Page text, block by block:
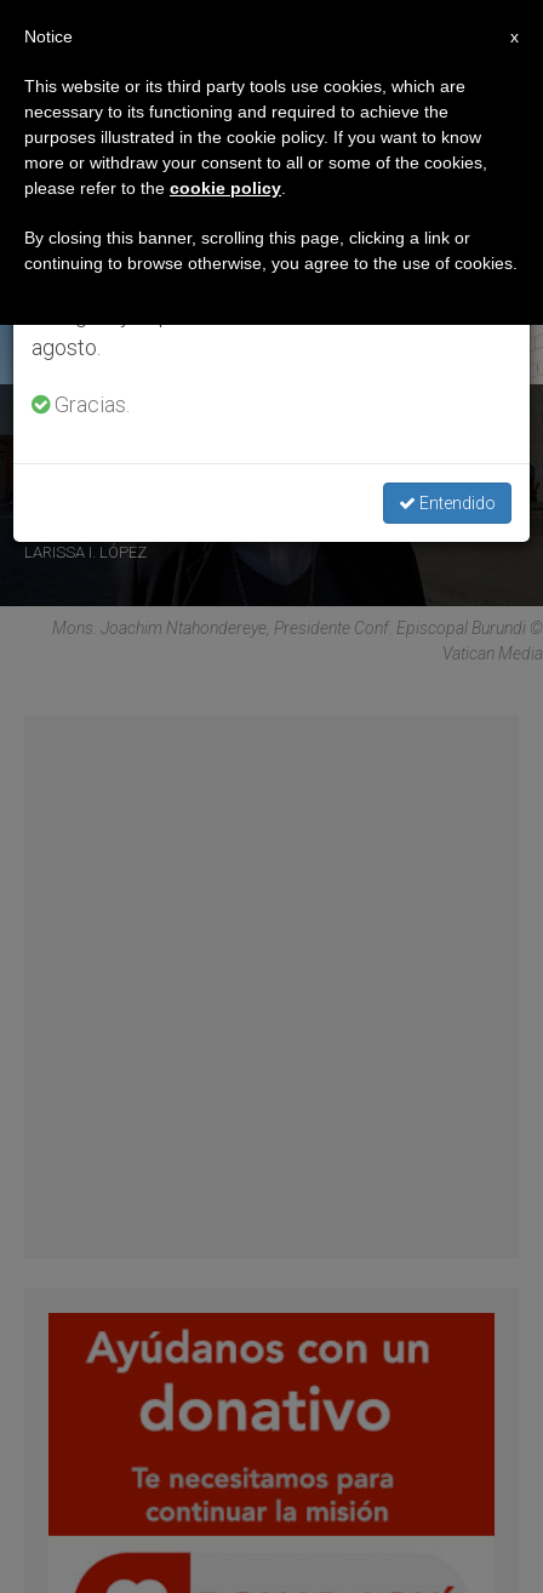
ETIQUETA
Posts Tagged
‘repatriación’
ÚLTIMAS NOTICIAS
Obispos de Burundi: Las elecciones, medio para solucionar
LARISSA I. LÓPEZ
Mons. Joachim Ntahondereye, Presidente Conf. Episcopal Burundi ©
Vatican Media
×
Aviso importante
Del 27 de julio al 7 de agosto haremos la pausa
anual, aprovechando que en el periodo de verano
se generan menos informaciones y también el
agosto.
Gracias.
Entendido
x
Notice
This website or its third party tools use cookies, which are
necessary to its functioning and required to achieve the
purposes illustrated in the cookie policy. If you want to know
more or withdraw your consent to all or some of the cookies,
please refer to the cookie policy
By closing this banner, scrolling this page, clicking a link or
continuing to browse otherwise, you agree to the use of cookies.